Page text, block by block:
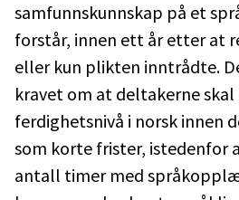
samfunnskunnskap på et
forstår, innen ett år etter at
eller kun plikten inntrådte.
kravet om at deltakerne
ferdighetsnivå i norsk innen
som korte frister, istedenfor
antall timer med